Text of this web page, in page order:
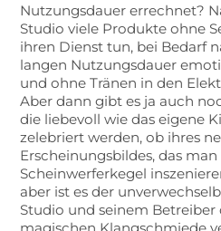
Nutzungsdauer errechnet?
Studio viele Produkte ohne
ihren Dienst tun, bei Bedarf
langen Nutzungsdauer
und ohne Tränen in den
Aber dann gibt es ja auch
die liebevoll wie das eigene
zelebriert werden, ob ihres
Erscheinungsbildes, das
Scheinwerferkegel
aber ist es der
Studio und seinem Betreiber